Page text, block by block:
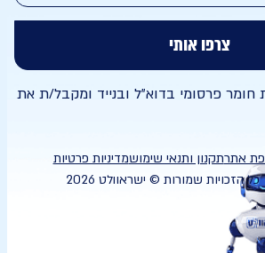
בדוא"ל ובנייד ומקבל/ת את
צרפו אותי
תקנון ותנאי שימושמדיניות פרטיות
שמורות © ישראוולט 2026